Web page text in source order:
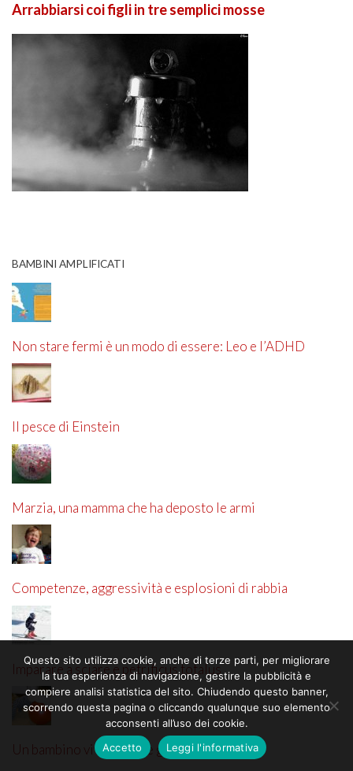
Arrabbiarsi coi figli in tre semplici mosse
BAMBINI AMPLIFICATI
Non stare fermi è un modo di essere: Leo e l’ADHD
Il pesce di Einstein
Marzia, una mamma che ha deposto le armi
Competenze, aggressività e esplosioni di rabbia
Imparare a sciare e petrificus totalus
Un bambino vivace come gli altri
Questo sito utilizza cookie, anche di terze parti, per migliorare
la tua esperienza di navigazione, gestire la pubblicità e
compiere analisi statistica del sito. Chiudendo questo banner,
scorrendo questa pagina o cliccando qualunque suo elemento
acconsenti all’uso dei cookie.
Accetto
Leggi l'informativa